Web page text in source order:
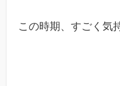
この時期、すごく気